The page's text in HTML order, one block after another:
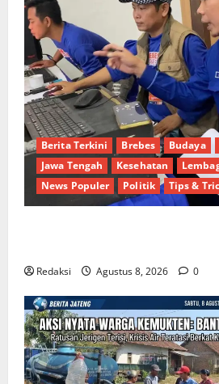
Berita Terkini Brebes Budaya
Jawa Tengah
Kesehatan
News Populer
Politik Tips &
Redaksi Agustus 8, 2026 0